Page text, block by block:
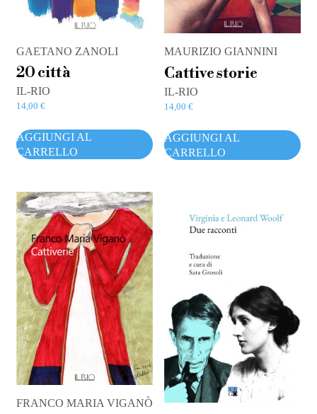
GAETANO ZANOLI
20 città
IL-RIO
14,00 €
AGGIUNGI AL
CARRELLO
MAURIZIO GIANNINI
Cattive storie
IL-RIO
14,00€
AGGIUNGI AL
CARRELLO
FRANCO MARIA VIGANÒ